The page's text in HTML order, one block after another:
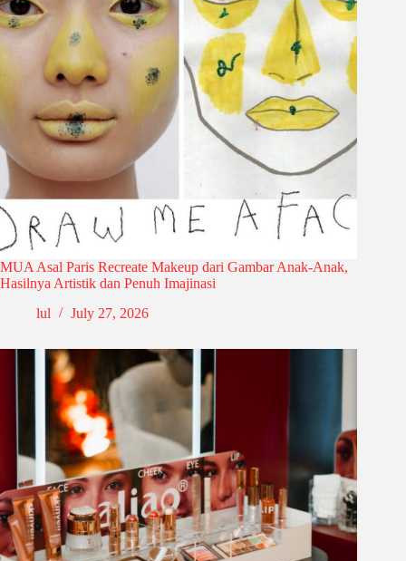
MUA Asal Paris Recreate Makeup dari Gambar Anak-Anak,
Hasilnya Artistik dan Penuh Imajinasi
lul
July 27, 2026